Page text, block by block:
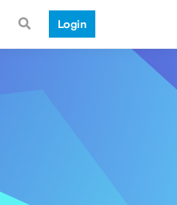
Login